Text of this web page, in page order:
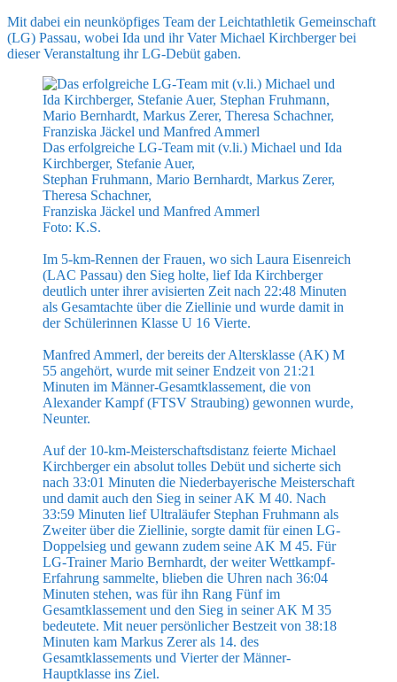
Mit dabei ein neunköpfiges Team der Leichtathletik Gemeinschaft
(LG) Passau, wobei Ida und ihr Vater Michael Kirchberger bei
dieser Veranstaltung ihr LG-Debüt gaben.
Das erfolgreiche LG-Team mit (v.li.) Michael und Ida
Kirchberger, Stefanie Auer,
Stephan Fruhmann, Mario Bernhardt, Markus Zerer,
Theresa Schachner,
Franziska Jäckel und Manfred Ammerl
Foto: K.S.
Im 5-km-Rennen der Frauen, wo sich Laura Eisenreich
(LAC Passau) den Sieg holte, lief Ida Kirchberger
deutlich unter ihrer avisierten Zeit nach 22:48 Minuten
als Gesamtachte über die Ziellinie und wurde damit in
der Schülerinnen Klasse U 16 Vierte.
Manfred Ammerl, der bereits der Altersklasse (AK) M
55 angehört, wurde mit seiner Endzeit von 21:21
Minuten im Männer-Gesamtklassement, die von
Alexander Kampf (FTSV Straubing) gewonnen wurde,
Neunter.
Auf der 10-km-Meisterschaftsdistanz feierte Michael
Kirchberger ein absolut tolles Debüt und sicherte sich
nach 33:01 Minuten die Niederbayerische Meisterschaft
und damit auch den Sieg in seiner AK M 40. Nach
33:59 Minuten lief Ultraläufer Stephan Fruhmann als
Zweiter über die Ziellinie, sorgte damit für einen LG-
Doppelsieg und gewann zudem seine AK M 45. Für
LG-Trainer Mario Bernhardt, der weiter Wettkampf-
Erfahrung sammelte, blieben die Uhren nach 36:04
Minuten stehen, was für ihn Rang Fünf im
Gesamtklassement und den Sieg in seiner AK M 35
bedeutete. Mit neuer persönlicher Bestzeit von 38:18
Minuten kam Markus Zerer als 14. des
Gesamtklassements und Vierter der Männer-
Hauptklasse ins Ziel.